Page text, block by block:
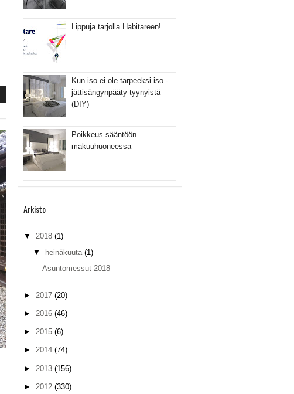
Lippuja tarjolla Habitareen!
Kun iso ei ole tarpeeksi iso -
jättisängynpääty tyynyistä
(DIY)
Poikkeus sääntöön
makuuhuoneessa
Arkisto
▼ 2018 (1)
▼ heinäkuuta (1)
Asuntomessut 2018
► 2017 (20)
► 2016 (46)
► 2015 (6)
► 2014 (74)
► 2013 (156)
► 2012 (330)